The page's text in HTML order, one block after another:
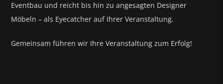
Eventbau und reicht bis hin zu angesagten Designer
Möbeln – als Eyecatcher auf Ihrer Veranstaltung.
Gemeinsam führen wir Ihre Veranstaltung zum Erfolg!